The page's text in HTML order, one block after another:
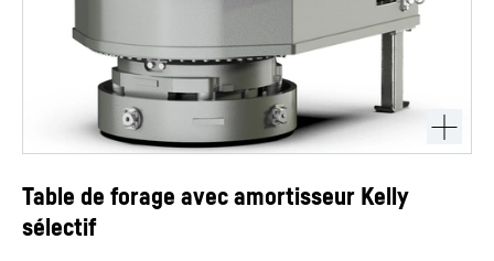
Table de forage avec amortisseur Kelly
sélectif